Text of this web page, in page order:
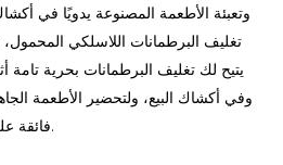
وتعبئة الأطعمة المصنوعة يدويًا في
تغليف البرطمانات اللاسلكي
يتيح لك تغليف البرطمانات بحرية تامة
وفي أكشاك البيع، ولتحضير الأطعمة
فائقة على التكيف مع مختلف الظروف.